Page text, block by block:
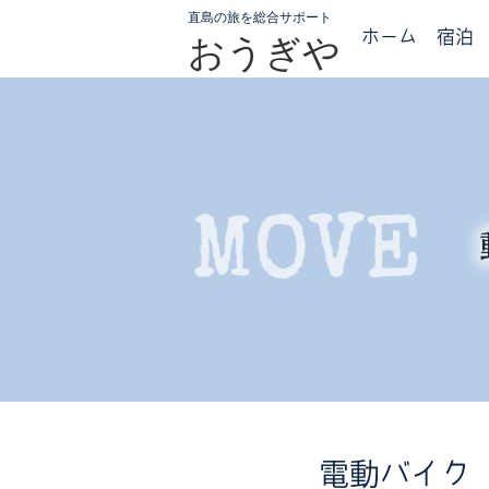
直島の旅を総合サポート
おうぎや ホーム 宿泊
電動バイ